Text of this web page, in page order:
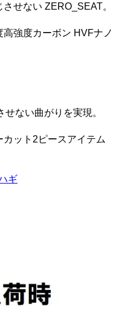
せない ZERO_SEAT。
強度カーボン HVFナノ
ない曲がりを実現。
ット2ピースアイテム
ギ